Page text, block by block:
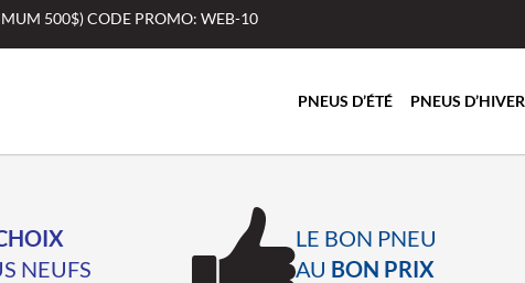
500$) CODE PROMO: WEB-10
PNEUS D’ÉTÉ PNEUS D’HIVER
NEUFS
LE BON PNEU
AU BON PRIX